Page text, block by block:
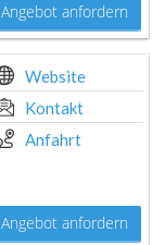
Angebot anfordern
Website
Kontakt
Anfahrt
Angebot anfordern